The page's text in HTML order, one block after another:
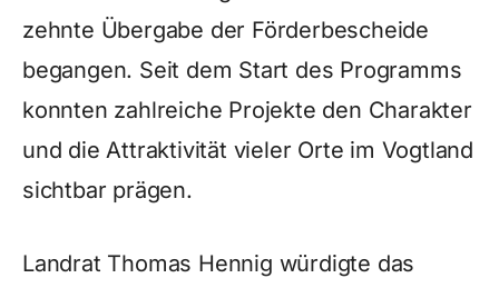
zehnte Übergabe der Förderbescheide
begangen. Seit dem Start des Programms
konnten zahlreiche Projekte den Charakter
und die Attraktivität vieler Orte im Vogtland
sichtbar prägen.
Landrat Thomas Hennig würdigte das